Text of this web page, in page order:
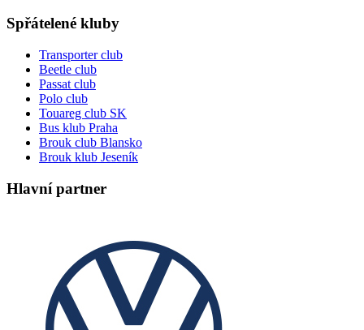
Spřátelené kluby
Transporter club
Beetle club
Passat club
Polo club
Touareg club SK
Bus klub Praha
Brouk club Blansko
Brouk klub Jeseník
Hlavní partner